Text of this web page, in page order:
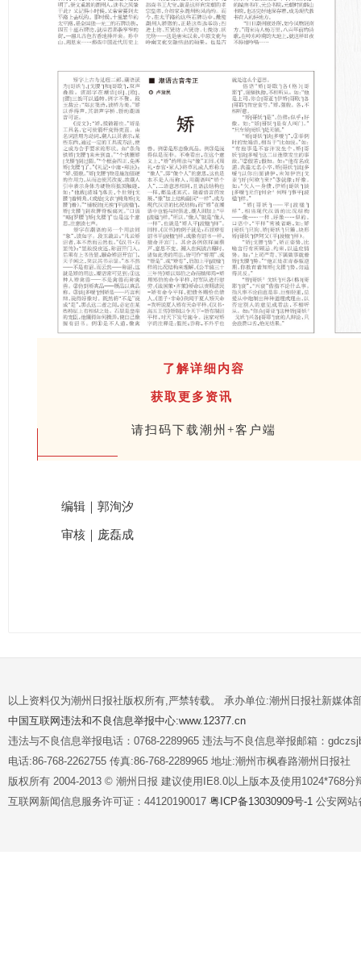
了解详细内容
获取更多资讯
请扫码下载潮州+客户端
编辑｜郭洵汐
审核｜庞磊成
以上资料仅为潮州日报社版权所有,严禁转载。 承办单位:潮州日报社新媒体
中国互联网违法和不良信息举报中心:www.12377.cn
违法与不良信息举报电话：0768-2289965 违法与不良信息举报邮箱：
电话:86-768-2262755 传真:86-768-2289965 地址:潮州市枫春路潮州日报社
版权所有 2004-2013 © 潮州日报 建议使用IE8.0以上版本及使用1024*768分
互联网新闻信息服务许可证：44120190017 粤ICP备13030909号-1 公安网站